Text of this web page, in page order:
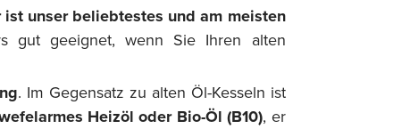
ist unser beliebtestes und am meisten
gut geeignet, wenn Sie Ihren alten
. Im Gegensatz zu alten Öl-Kesseln ist
Heizöl oder Bio-Öl (B10), er